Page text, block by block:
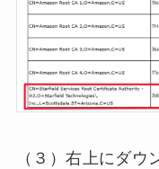
（３）右上にダウ